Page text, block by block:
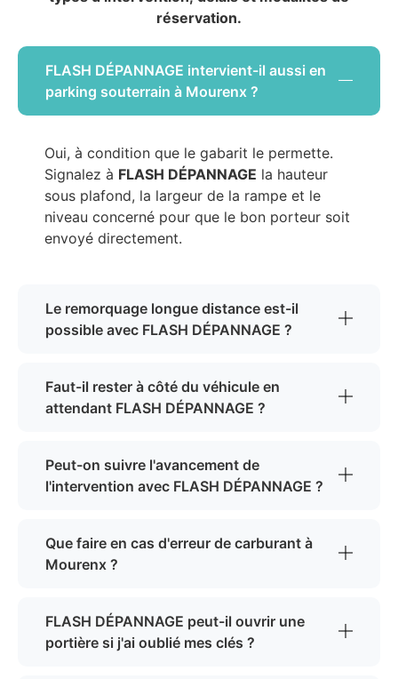
réservation.
FLASH DÉPANNAGE intervient-il aussi en
parking souterrain à Mourenx ?
Oui, à condition que le gabarit le permette.
Signalez à FLASH DÉPANNAGE la hauteur
sous plafond, la largeur de la rampe et le
niveau concerné pour que le bon porteur soit
envoyé directement.
Le remorquage longue distance est-il
possible avec FLASH DÉPANNAGE ?
Faut-il rester à côté du véhicule en
attendant FLASH DÉPANNAGE ?
Peut-on suivre l'avancement de
l'intervention avec FLASH DÉPANNAGE ?
Que faire en cas d'erreur de carburant à
Mourenx ?
FLASH DÉPANNAGE peut-il ouvrir une
portière si j'ai oublié mes clés ?